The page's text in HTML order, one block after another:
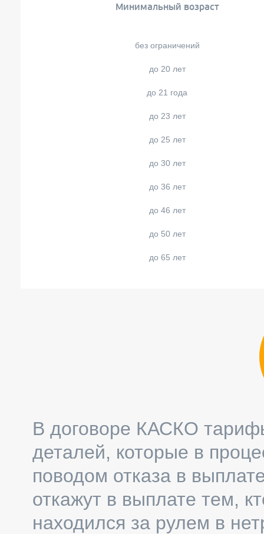
Минимальный возраст
без ограничений
до 20 лет
до 21 года
до 23 лет
до 25 лет
до 30 лет
до 36 лет
до 46 лет
до 50 лет
до 65 лет
В договоре КАСКО
деталей, которые в
поводом отказа в
откажут в выплате тем,
находился за рулем в